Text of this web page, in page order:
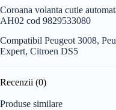
Coroana volanta cutie
AH02 cod 9829533080
Compatibil Peugeot 3008,
Expert, Citroen DS5
Recenzii (0)
Produse similare